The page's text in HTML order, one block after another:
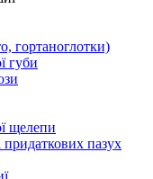
гортаноглотки)
губи
щелепи
пазух